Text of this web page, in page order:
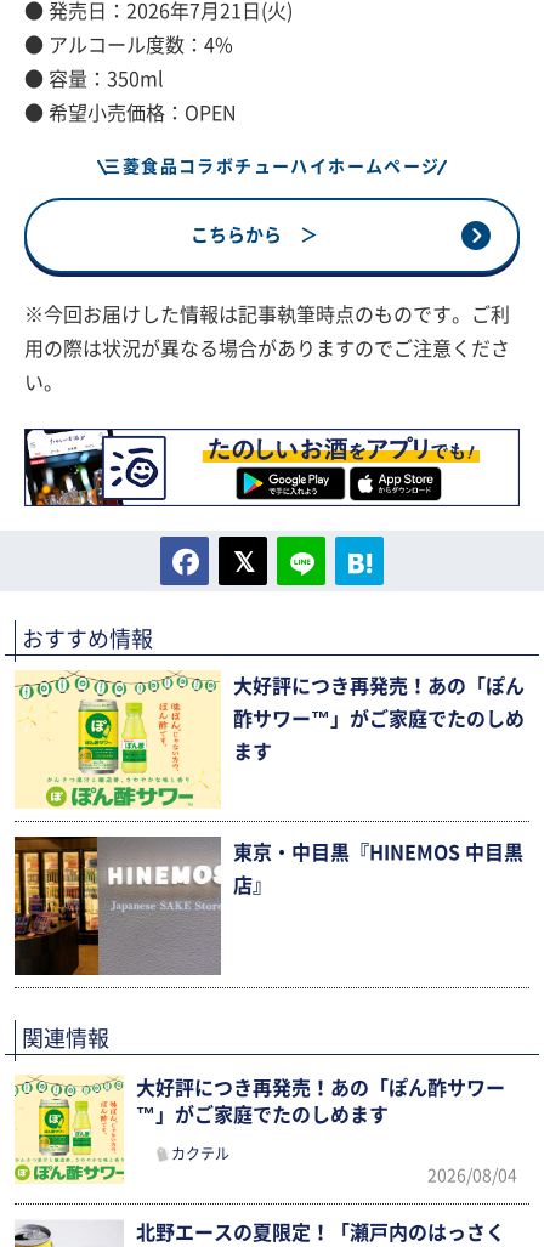
● 発売日：2026年7月21日(火)
● アルコール度数：4%
● 容量：350ml
● 希望小売価格：OPEN
三菱食品コラボチューハイホームページ
こちらから ＞
※今回お届けした情報は記事執筆時点のものです。ご利
用の際は状況が異なる場合がありますのでご注意くださ
い。
おすすめ情報
大好評につき再発売！あの「ぽん
酢サワー™」がご家庭でたのしめ
ます
東京・中目黒『HINEMOS 中目黒
店』
関連情報
大好評につき再発売！あの「ぽん酢サワー
™」がご家庭でたのしめます
カクテル
2026/08/04
北野エースの夏限定！「瀬戸内のはっさく